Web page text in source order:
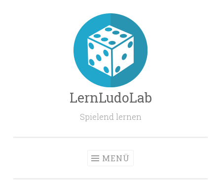
LernLudoLab
Spielend lernen
MENÜ